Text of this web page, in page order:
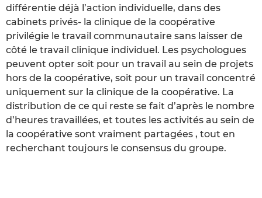
différentie déjà l’action individuelle, dans des
cabinets privés- la clinique de la coopérative
privilégie le travail communautaire sans laisser de
côté le travail clinique individuel. Les psychologues
peuvent opter soit pour un travail au sein de projets
hors de la coopérative, soit pour un travail concentré
uniquement sur la clinique de la coopérative. La
distribution de ce qui reste se fait d’après le nombre
d’heures travaillées, et toutes les activités au sein de
la coopérative sont vraiment partagées , tout en
recherchant toujours le consensus du groupe.